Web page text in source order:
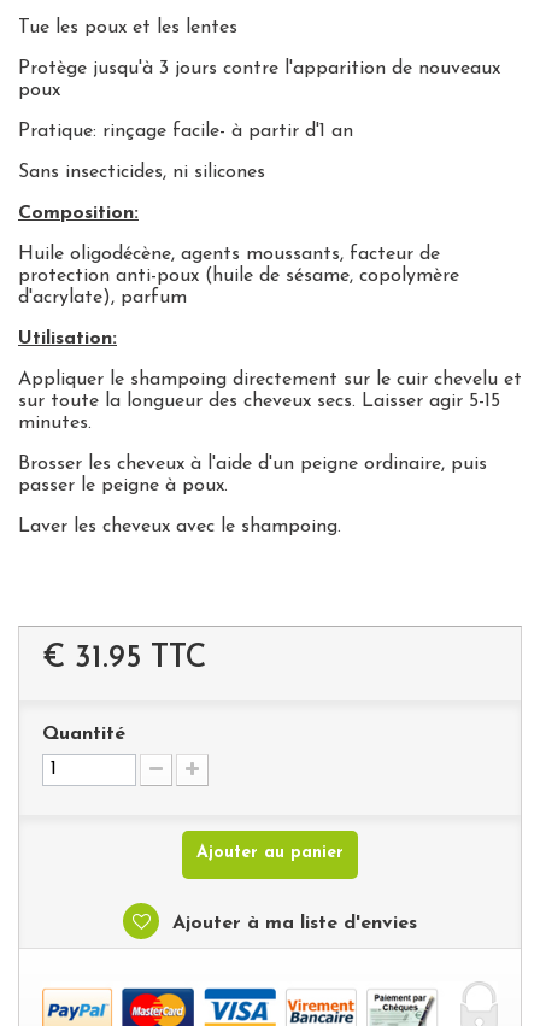
Tue les poux et les lentes
Protège jusqu'à 3 jours contre l'apparition de nouveaux
poux
Pratique: rinçage facile- à partir d'1 an
Sans insecticides, ni silicones
Composition:
Huile oligodécène, agents moussants, facteur de
protection anti-poux (huile de sésame, copolymère
d'acrylate), parfum
Utilisation:
Appliquer le shampoing directement sur le cuir chevelu et
sur toute la longueur des cheveux secs. Laisser agir 5-15
minutes.
Brosser les cheveux à l'aide d'un peigne ordinaire, puis
passer le peigne à poux.
Laver les cheveux avec le shampoing.
€ 31.95 TTC
Quantité
Ajouter au panier
Ajouter à ma liste d'envies